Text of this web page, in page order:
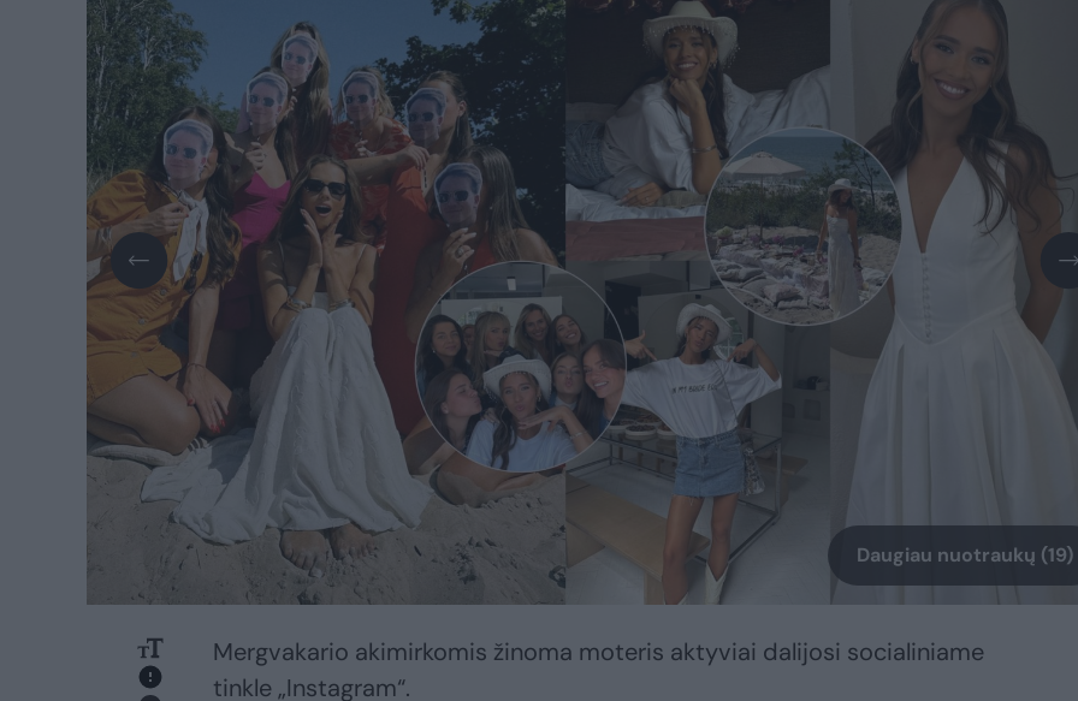
Daugiau nuotraukų (19)
Mergvakario akimirkomis žinoma moteris aktyviai dalijosi socialiniame
tinkle „Instagram“.